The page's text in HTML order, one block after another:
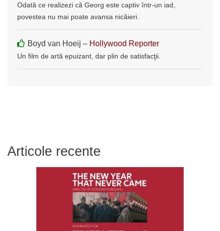
Odată ce realizezi că Georg este captiv într-un iad,
povestea nu mai poate avansa nicăieri.
Boyd van Hoeij – Hollywood Reporter
Un film de artă epuizant, dar plin de satisfacţii.
Articole recente